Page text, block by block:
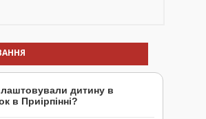
дитину в
в Приірпінні?